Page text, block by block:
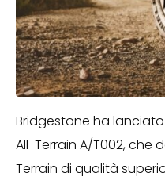
Bridgestone ha
All-Terrain A/T002, che
Terrain di qualità